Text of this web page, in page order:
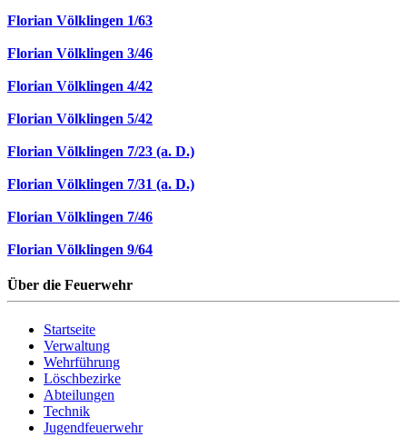
Florian Völklingen 1/63
Florian Völklingen 3/46
Florian Völklingen 4/42
Florian Völklingen 5/42
Florian Völklingen 7/23 (a. D.)
Florian Völklingen 7/31 (a. D.)
Florian Völklingen 7/46
Florian Völklingen 9/64
Über die Feuerwehr
Startseite
Verwaltung
Wehrführung
Löschbezirke
Abteilungen
Technik
Jugendfeuerwehr